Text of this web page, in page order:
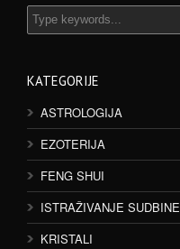
KATEGORIJE
ASTROLOGIJA
EZOTERIJA
FENG SHUI
ISTRAŽIVANJE SUDBINE
KRISTALI